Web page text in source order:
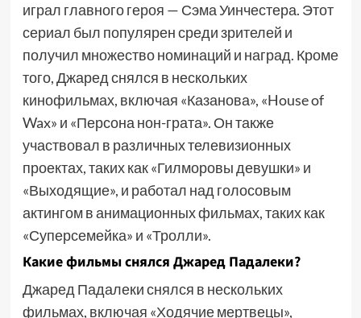
играл главного героя — Сэма Уинчестера. Этот
сериал был популярен среди зрителей и
получил множество номинаций и наград. Кроме
того, Джаред снялся в нескольких
кинофильмах, включая «Казанова», «House of
Wax» и «Персона нон-грата». Он также
участвовал в различных телевизионных
проектах, таких как «Гилморовы девушки» и
«Выходящие», и работал над голосовым
актингом в анимационных фильмах, таких как
«Суперсемейка» и «Тролли».
Какие фильмы снялся Джаред Падалеки?
Джаред Падалеки снялся в нескольких
фильмах, включая «Ходячие мертвецы»,